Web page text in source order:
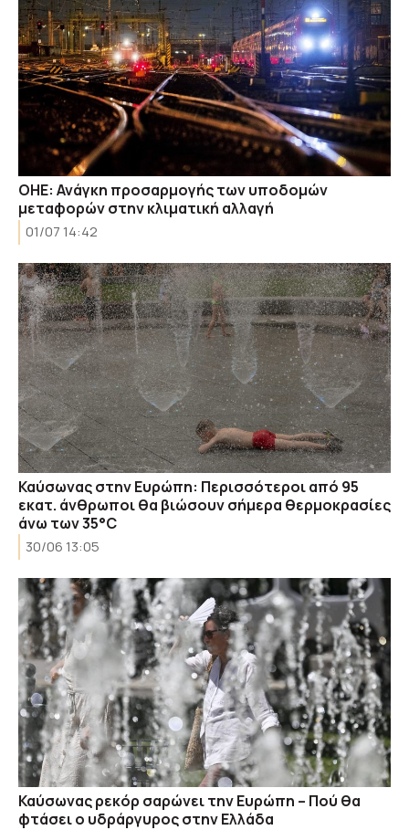
ΟΗΕ: Ανάγκη προσαρμογής των υποδομών
μεταφορών στην κλιματική αλλαγή
01/07 14:42
Καύσωνας στην Ευρώπη: Περισσότεροι από 95
εκατ. άνθρωποι θα βιώσουν σήμερα θερμοκρασίες
άνω των 35°C
30/06 13:05
Καύσωνας ρεκόρ σαρώνει την Ευρώπη – Πού θα
φτάσει ο υδράργυρος στην Ελλάδα